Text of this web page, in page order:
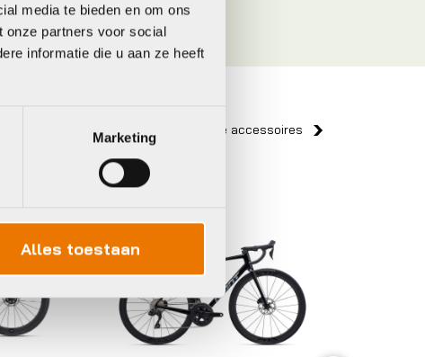
media te bieden en om ons
onze partners voor social
informatie die u aan ze heeft
Marketing
Alles toestaan
Bekijk alle accessoires